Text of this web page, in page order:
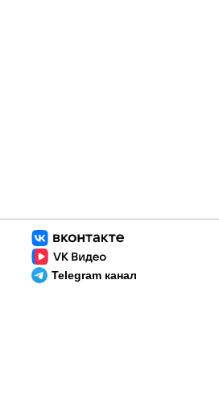
Telegram канал